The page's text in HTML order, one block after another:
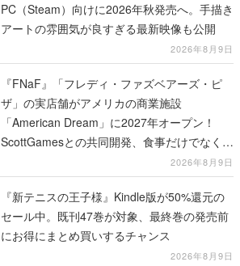
PC（Steam）向けに2026年秋発売へ。手描き
アートの雰囲気が良すぎる最新映像も公開
2026年8月9日
『FNaF』「フレディ・ファズベアーズ・ピ
ザ」の実店舗がアメリカの商業施設
「American Dream」に2027年オープン！
ScottGamesとの共同開発、食事だけでなくス
テージショーや没入型のホラー体験も楽しめ
る
2026年8月9日
『新テニスの王子様』Kindle版が50%還元の
セール中。既刊47巻が対象、最終巻の発売前
にお得にまとめ買いするチャンス
2026年8月9日